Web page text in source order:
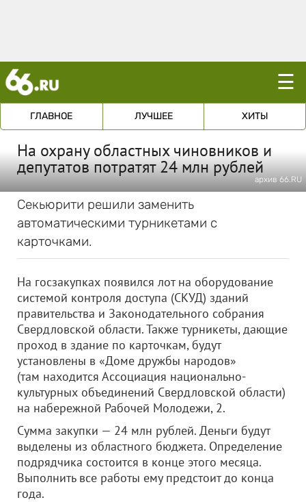
☰
ГЛАВНОЕ ЛУЧШЕЕ ХИТЫ
На охрану областных чиновников и
депутатов потратят 24 млн рублей
архив 66.RU
Секьюрити решили заменить
автоматическими турникетами с
карточками.
На госзакупках появился лот на оборудование
системой контроля доступа (СКУД) зданий
правительства и Законодательного собрания
Свердловской области. Также турникеты, дающие
проход в здание по карточкам, будут
установлены в «Доме дружбы народов»
(там находится Ассоциация национально-
культурных объединений Свердловской области)
на набережной Рабочей Молодежи, 2.
Сумма закупки — 24 млн рублей. Деньги будут
выделены из областного бюджета. Определение
подрядчика состоится в конце этого месяца.
Выполнить все работы ему предстоит до конца
года.